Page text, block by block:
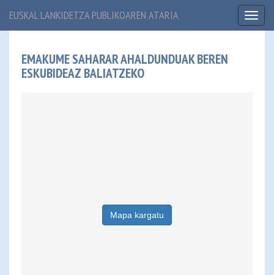
EUSKAL LANKIDETZA PUBLIKOAREN ATARIA
EMAKUME SAHARAR AHALDUNDUAK BEREN
ESKUBIDEAZ BALIATZEKO
Mapa kargatu